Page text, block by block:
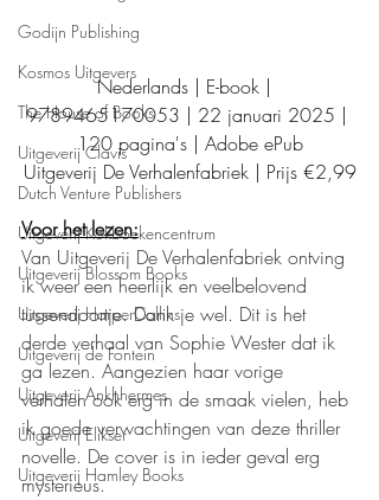
Godijn Publishing
Kosmos Uitgevers
The House of Books
Uitgeverij Clavis
Dutch Venture Publishers
Uitgeverij Kokboekencentrum
Uitgeverij Blossom Books
Uitgeverij HarperCollins
Uitgeverij de Fontein
Uitgeverij Ankhhermes
Uitgeverij Elikser
Uitgeverij Hamley Books
Nederlands | E-book |
9789465170053 | 22 januari 2025 |
120 pagina's | Adobe ePub
Uitgeverij De Verhalenfabriek | Prijs €2,99
Voor het lezen:
Van Uitgeverij De Verhalenfabriek ontving
ik weer een heerlijk en veelbelovend
tussendoortje. Dank je wel. Dit is het
derde verhaal van Sophie Wester dat ik
ga lezen. Aangezien haar vorige
verhalen ook erg in de smaak vielen, heb
ik goede verwachtingen van deze thriller
novelle. De cover is in ieder geval erg
mysterieus.